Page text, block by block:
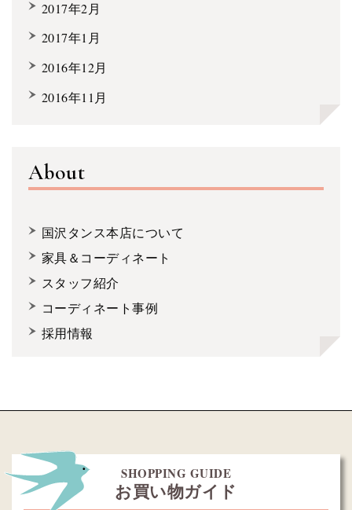
2017年2月
2017年1月
2016年12月
2016年11月
About
国沢タンス本店について
家具＆コーディネート
スタッフ紹介
コーディネート事例
採用情報
SHOPPING GUIDE
お買い物ガイド